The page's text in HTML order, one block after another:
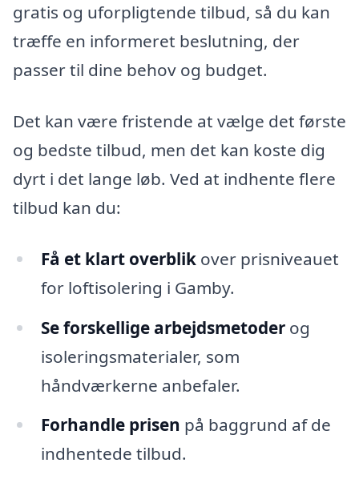
gratis og uforpligtende tilbud, så du kan
træffe en informeret beslutning, der
passer til dine behov og budget.
Det kan være fristende at vælge det første
og bedste tilbud, men det kan koste dig
dyrt i det lange løb. Ved at indhente flere
tilbud kan du:
Få et klart overblikover prisniveauet
for loftisolering i Gamby.
Se forskellige arbejdsmetoderog
isoleringsmaterialer, som
håndværkerne anbefaler.
Forhandle prisen på baggrund af de
indhentede tilbud.